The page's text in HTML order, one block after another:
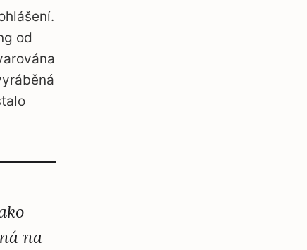
od
na